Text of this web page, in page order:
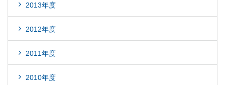
2013年度
2012年度
2011年度
2010年度